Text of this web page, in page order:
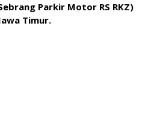
Parkir Motor RS RKZ)
Timur.